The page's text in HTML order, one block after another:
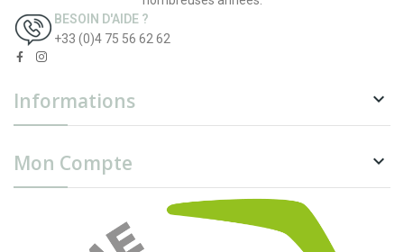
BESOIN D'AIDE ?
+33 (0)4 75 56 62 62
Informations 
Mon Compte 